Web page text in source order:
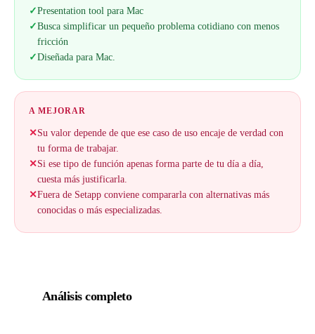
✓Presentation tool para Mac
✓Busca simplificar un pequeño problema cotidiano con menos
fricción
✓Diseñada para Mac.
A MEJORAR
✕Su valor depende de que ese caso de uso encaje de verdad con
tu forma de trabajar.
✕Si ese tipo de función apenas forma parte de tu día a día,
cuesta más justificarla.
✕Fuera de Setapp conviene compararla con alternativas más
conocidas o más especializadas.
Análisis completo